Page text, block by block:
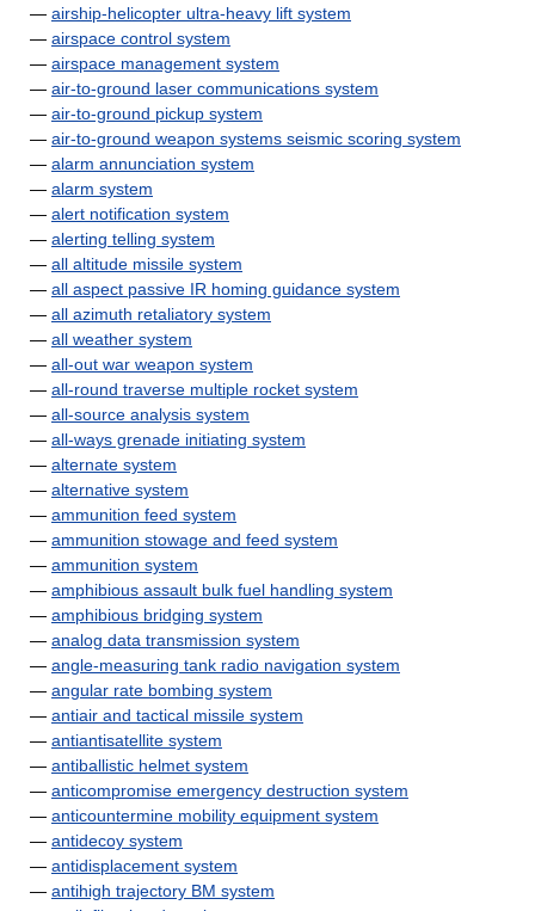
— airship-helicopter ultra-heavy lift system
— airspace control system
— airspace management system
— air-to-ground laser communications system
— air-to-ground pickup system
— air-to-ground weapon systems seismic scoring system
— alarm annunciation system
— alarm system
— alert notification system
— alerting telling system
— all altitude missile system
— all aspect passive IR homing guidance system
— all azimuth retaliatory system
— all weather system
— all-out war weapon system
— all-round traverse multiple rocket system
— all-source analysis system
— all-ways grenade initiating system
— alternate system
— alternative system
— ammunition feed system
— ammunition stowage and feed system
— ammunition system
— amphibious assault bulk fuel handling system
— amphibious bridging system
— analog data transmission system
— angle-measuring tank radio navigation system
— angular rate bombing system
— antiair and tactical missile system
— antiantisatellite system
— antiballistic helmet system
— anticompromise emergency destruction system
— anticountermine mobility equipment system
— antidecoy system
— antidisplacement system
— antihigh trajectory BM system